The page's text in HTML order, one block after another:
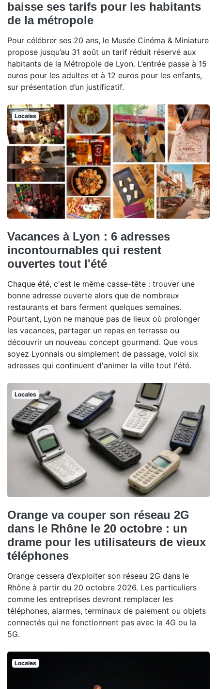
baisse ses tarifs pour les habitants
de la métropole
Pour célébrer ses 20 ans, le Musée Cinéma & Miniature
propose jusqu’au 31 août un tarif réduit réservé aux
habitants de la Métropole de Lyon. L’entrée passe à 15
euros pour les adultes et à 12 euros pour les enfants,
sur présentation d’un justificatif.
Locales
Vacances à Lyon : 6 adresses
incontournables qui restent
ouvertes tout l'été
Chaque été, c'est le même casse-tête : trouver une
bonne adresse ouverte alors que de nombreux
restaurants et bars ferment quelques semaines.
Pourtant, Lyon ne manque pas de lieux où prolonger
les vacances, partager un repas en terrasse ou
découvrir un nouveau concept gourmand. Que vous
soyez Lyonnais ou simplement de passage, voici six
adresses qui continuent d'animer la ville tout l'été.
Locales
Orange va couper son réseau 2G
dans le Rhône le 20 octobre : un
drame pour les utilisateurs de vieux
téléphones
Orange cessera d’exploiter son réseau 2G dans le
Rhône à partir du 20 octobre 2026. Les particuliers
comme les entreprises devront remplacer les
téléphones, alarmes, terminaux de paiement ou objets
connectés qui ne fonctionnent pas avec la 4G ou la
5G.
Locales